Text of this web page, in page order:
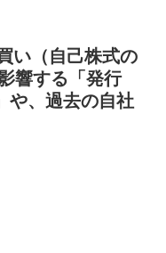
い（自己株式の
響する「発行
や、過去の自社